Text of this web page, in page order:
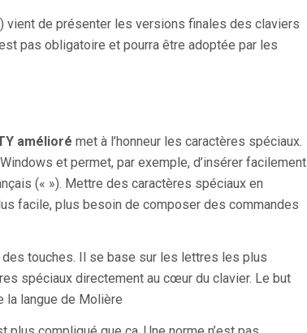
vient de présenter les versions finales des claviers
pas obligatoire et pourra être adoptée par les
amélioré met à l’honneur les caractères spéciaux.
et permet, par exemple, d’insérer facilement
(« »). Mettre des caractères spéciaux en
facile, plus besoin de composer des commandes
des touches. Il se base sur les lettres les plus
spéciaux directement au cœur du clavier. Le but
la langue de Molière